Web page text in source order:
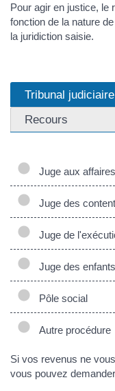
Pour agir en justice, le
fonction de la nature
la juridiction saisie.
Tribunal judiciaire
Recours
Juge aux
Juge des
Juge de
Juge des enfants
Pôle social
Autre procédure
Si vos revenus ne
vous pouvez